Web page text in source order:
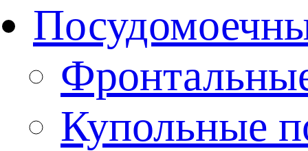
Купольные